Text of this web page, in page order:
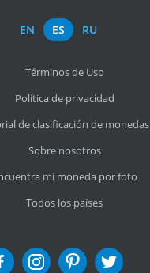
EN ES RU
Términos de Uso
Política de privacidad
de clasificación de monedas
Sobre nosotros
mi moneda por foto
Todos los países